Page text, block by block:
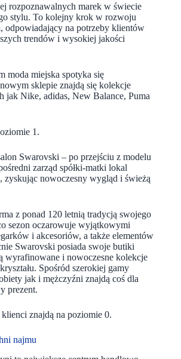
rozpoznawalnych marek w świecie
stylu. To kolejny krok w rozwoju
odpowiadający na potrzeby klientów
trendów i wysokiej jakości
moda miejska spotyka się
sklepie znajdą się kolekcje
jak Nike, adidas, New Balance, Puma
1.
Swarovski – po przejściu z modelu
zarząd spółki-matki lokal
zyskując nowoczesny wygląd i świeżą
z ponad 120 letnią tradycją swojego
sezon oczarowuje wyjątkowymi
i akcesoriów, a także elementów
Swarovski posiada swoje butiki
wyrafinowane i nowoczesne kolekcje
Spośród szerokiej gamy
jak i mężczyźni znajdą coś dla
prezent.
znajdą na poziomie 0.
najmu